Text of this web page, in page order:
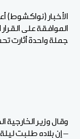
الأخبار (نواكشوط)
الموافقة على
جملة واحدة أثارت
– إن بلاده طلبت